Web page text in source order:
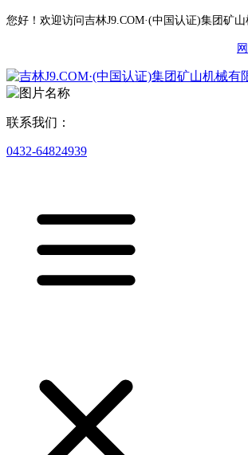
您好！欢迎访问吉林J9.COM·(中国认证)集团矿山
联系我们：
0432-64824939